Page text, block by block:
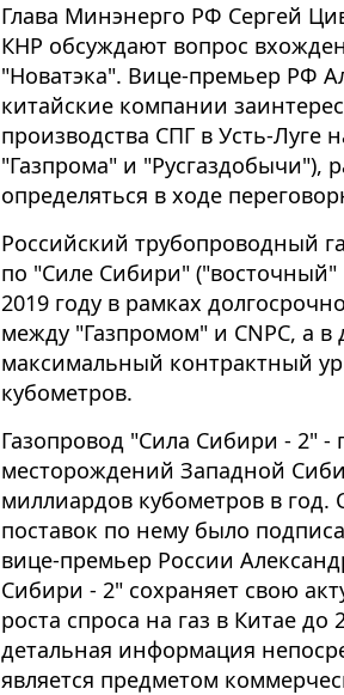
Глава Минэнерго РФ Сергей
КНР обсуждают вопрос
"Новатэка". Вице-премьер РФ
китайские компании
производства СПГ в Усть-Луге
"Газпрома" и "Русгаздобычи"),
определяться в ходе
Российский трубопроводный
по "Силе Сибири"
2019 году в рамках
между "Газпромом" и CNPC, а
максимальный контрактный
кубометров.
Газопровод "Сила Сибири - 2" -
месторождений Западной
миллиардов кубометров в
поставок по нему было
вице-премьер России
Сибири - 2" сохраняет свою
роста спроса на газ в Китае
детальная информация
является предметом